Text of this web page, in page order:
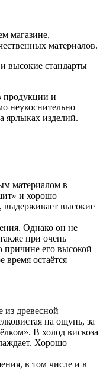
магазине,
материалов.
высокие стандарты
продукции и
неукоснительно
ярлыках изделий.
материалом в
и хорошо
выдерживает высокие
Однако он не
при очень
его высокой
время остаётся
из древесной
на ощупь, за
В холод вискоза
Хорошо
в том числе и в